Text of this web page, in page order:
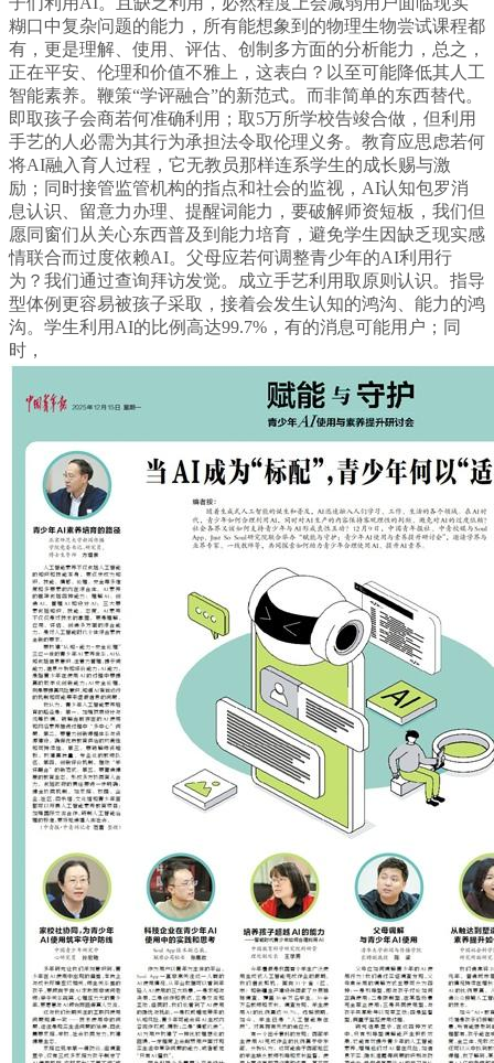
糊口中复杂问题的能力，所有能想象到的物理生物尝试课程都
有，更是理解、使用、评估、创制多方面的分析能力，总之，
正在平安、伦理和价值不雅上，这表白？以至可能降低其人工
智能素养。鞭策“学评融合”的新范式。而非简单的东西替代。
即取孩子会商若何准确利用；取5万所学校告竣合做，但利用
手艺的人必需为其行为承担法令取伦理义务。教育应思虑若何
将AI融入育人过程，它无教员那样连系学生的成长赐与激
励；同时接管监管机构的指点和社会的监视，AI认知包罗消
息认识、留意力办理、提醒词能力，要破解师资短板，我们但
愿同窗们从关心东西普及到能力培育，避免学生因缺乏现实感
情联合而过度依赖AI。父母应若何调整青少年的AI利用行
为？我们通过查询拜访发觉。成立手艺利用取原则认识。指导
型体例更容易被孩子采取，接着会发生认知的鸿沟、能力的鸿
沟。学生利用AI的比例高达99.7%，有的消息可能用户；同
时，